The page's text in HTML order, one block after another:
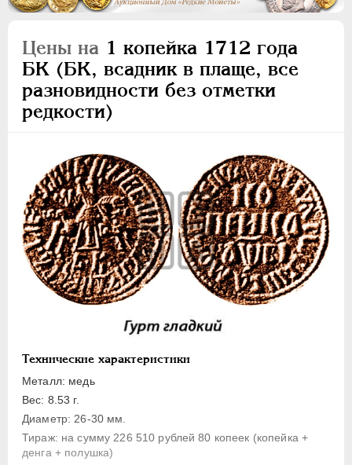
Цены на 1 копейка 1712 года
БК (БК, всадник в плаще, все
разновидности без отметки
редкости)
Технические характеристики
Металл: медь
Вес: 8.53 г.
Диаметр: 26-30 мм.
Тираж: на сумму 226 510 рублей 80 копеек (копейка +
денга + полушка)
Серебро
Медь
5 копеек
1 копейка
Полушка
Полполушки
Пробные
Для Речи Посполитой
Монетовидные жетоны
ЕКАТЕРИНА I 1725-1727
АННА ИОАННОВНА 1730-1740
ИОАНН АНТОНОВИЧ 1740-1741
ЕЛИЗАВЕТА
ПЕТР III 1762-1762
ЕКАТЕРИНА II 1762-1796
ПАВЕЛ I 1796-1801